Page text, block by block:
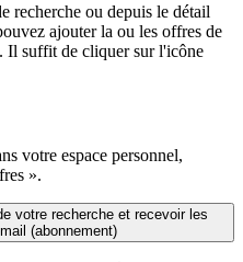
recherche ou depuis le détail
ajouter la ou les offres de
Il suffit de cliquer sur l'icône
votre espace personnel,
».
votre recherche et recevoir les
(abonnement)